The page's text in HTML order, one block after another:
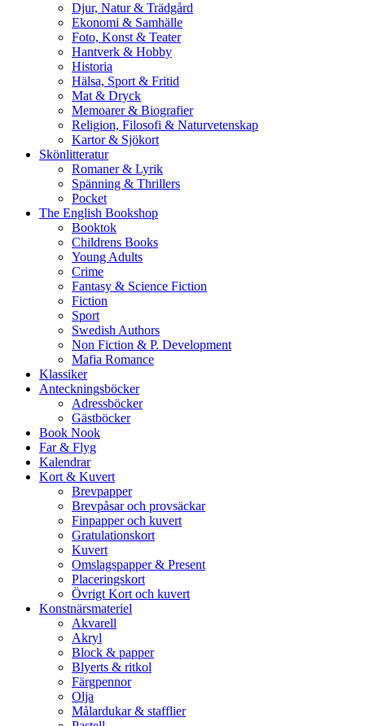
Djur, Natur & Trädgård
Ekonomi & Samhälle
Foto, Konst & Teater
Hantverk & Hobby
Historia
Hälsa, Sport & Fritid
Mat & Dryck
Memoarer & Biografier
Religion, Filosofi & Naturvetenskap
Kartor & Sjökort
Skönlitteratur
Romaner & Lyrik
Spänning & Thrillers
Pocket
The English Bookshop
Booktok
Childrens Books
Young Adults
Crime
Fantasy & Science Fiction
Fiction
Sport
Swedish Authors
Non Fiction & P. Development
Mafia Romance
Klassiker
Anteckningsböcker
Adressböcker
Gästböcker
Book Nook
Far & Flyg
Kalendrar
Kort & Kuvert
Brevpapper
Brevpåsar och provsäckar
Finpapper och kuvert
Gratulationskort
Kuvert
Omslagspapper & Present
Placeringskort
Övrigt Kort och kuvert
Konstnärsmateriel
Akvarell
Akryl
Block & papper
Blyerts & ritkol
Färgpennor
Olja
Målardukar & stafflier